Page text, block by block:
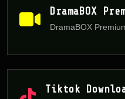
DramaBOX
DramaBOX
Tiktok